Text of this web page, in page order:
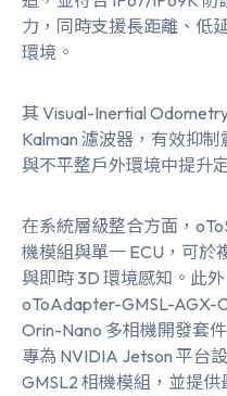
力，同時支援長距離、低
環境。
其Visual-Inertial
Kalman 濾波器，有效抑
與不平整戶外環境中提升
在系統層級整合方面，
機模組與單一 ECU，可於
與即時 3D 環境感知。此外
oToAdapter-GMSL-AGX-
Orin-Nano 多相機開發套件
專為 NVIDIA Jetson 平台
GMSL2 相機模組，並提供